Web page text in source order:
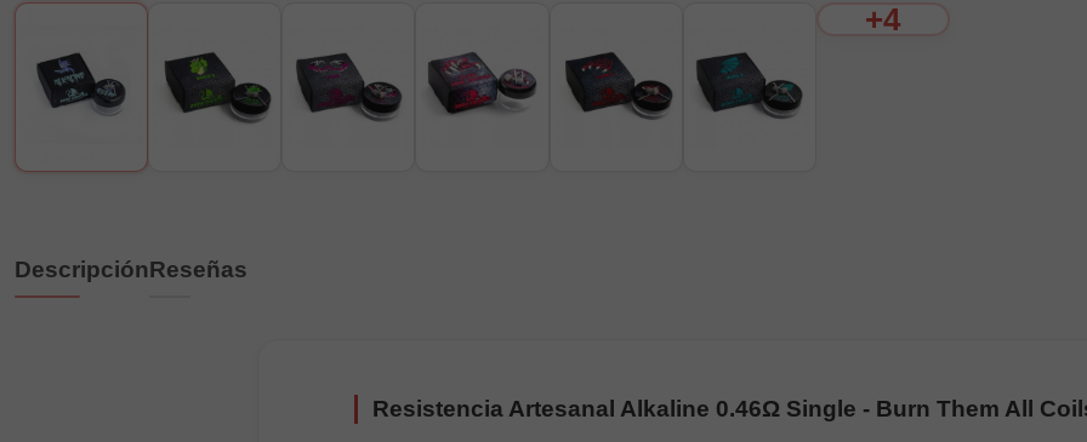
+4
DescripciónReseñas
Resistencia Artesanal Alkaline 0.46Ω Single - Burn Them All